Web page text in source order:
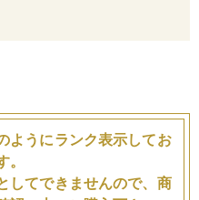
ようにランク表示してお
。
してできませんので、商